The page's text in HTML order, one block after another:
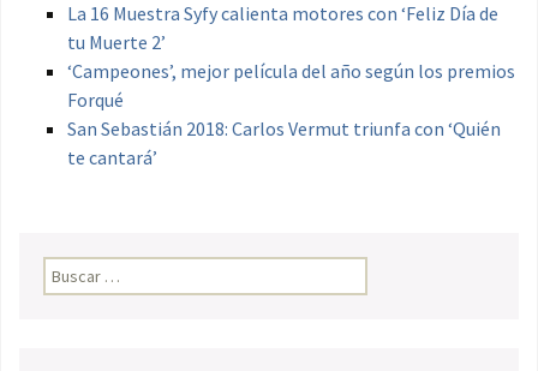
La 16 Muestra Syfy calienta motores con ‘Feliz Día de
tu Muerte 2’
‘Campeones’, mejor película del año según los premios
Forqué
San Sebastián 2018: Carlos Vermut triunfa con ‘Quién
te cantará’
Buscar: